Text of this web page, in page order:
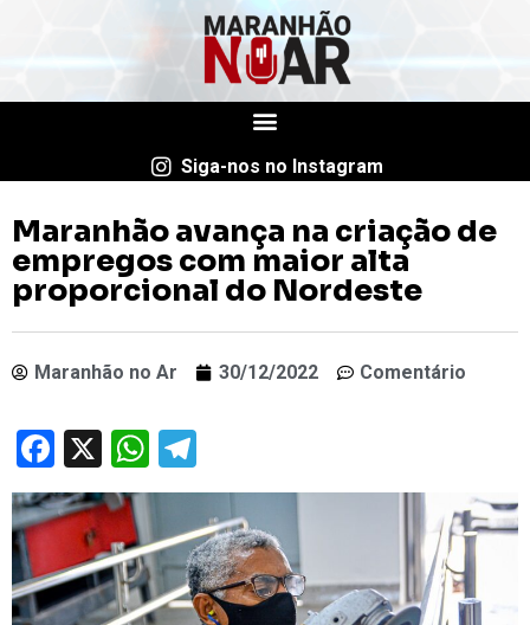
Siga-nos no Instagram
Maranhão avança na criação de
empregos com maior alta
proporcional do Nordeste
Maranhão no Ar 30/12/2022 Comentário
Facebook
X WhatsApp